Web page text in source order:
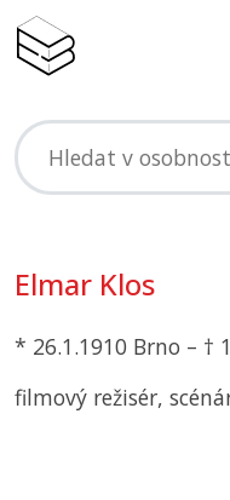
Elmar Klos
* 26.1.1910 Brno – †
filmový režisér,